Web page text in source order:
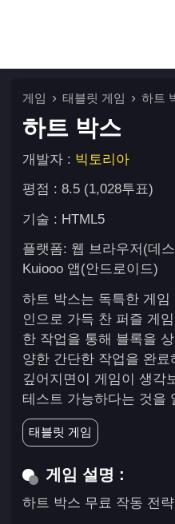
게임 태블릿 게임 하트
하트 박스
개발자 : 빅토리아
평점 : 8.5 (1,028투표)
기술 : HTML5
플랫폼: 웹 브라우저(데
Kuiooo 앱(안드로이드)
하트 박스는 독특한 게
인으로 가득 찬 퍼즐 게
한 작업을 통해 블록을
양한 간단한 작업을 완
깊어지면이 게임이 생각
테스트 가능하다는 것을
태블릿 게임
게임 설명 :
하트 박스 무료 작동 전